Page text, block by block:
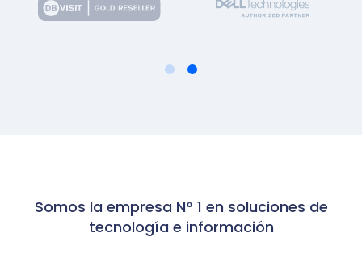
Somos la empresa N° 1 en soluciones de
tecnología e información